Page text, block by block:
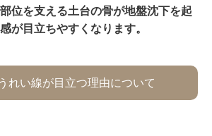
位を支える土台の骨が地盤沈下を起
が目立ちやすくなります。
れい線が目立つ理由について